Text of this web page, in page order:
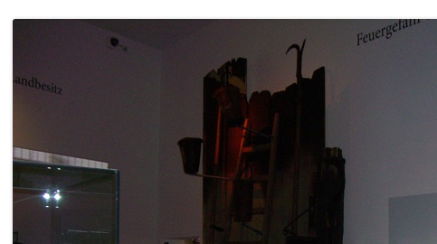
PFARRGEMEINDE
RESERVISTEN
SCHÜTZENVEREIN